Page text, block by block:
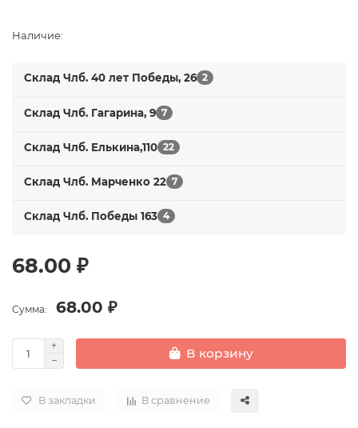
Наличие:
Склад Члб. 40 лет Победы, 26 2
Склад Члб. Гагарина, 9 7
Склад Члб. Елькина,110 22
Склад Члб. Марченко 22 7
Склад Члб. Победы 163 4
68.00 ₽
Сумма: 68.00 ₽
В корзину
В закладки В сравнение